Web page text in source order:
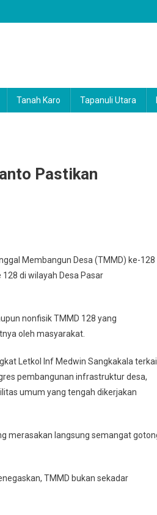
Tanah Karo Tapanuli Utara
Pastikan
Membangun Desa (TMMD) ke-128
di wilayah Desa Pasar
nonfisik TMMD 128 yang
oleh masyarakat.
Letkol Inf Medwin Sangkakala
pembangunan infrastruktur desa,
umum yang tengah dikerjakan
merasakan langsung semangat
TMMD bukan sekadar